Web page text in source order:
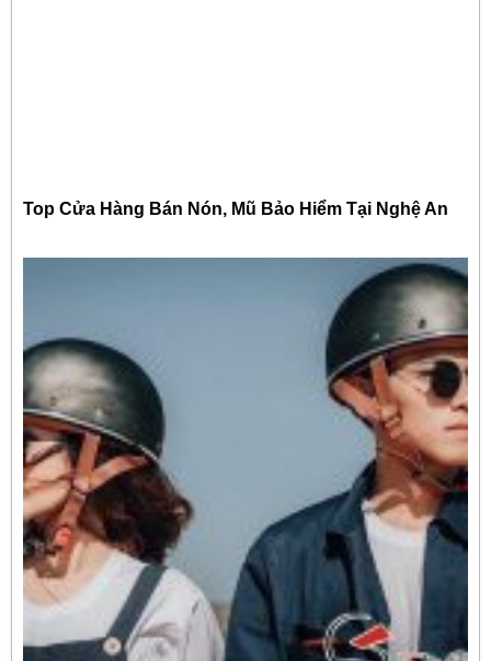
Top Cửa Hàng Bán Nón, Mũ Bảo Hiểm Tại Nghệ An